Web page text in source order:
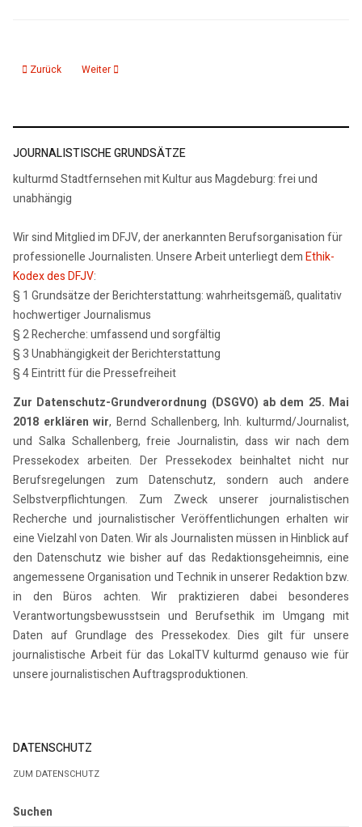
Vorheriger Beitrag: 27.02.26: Elektronische Akte in der
Zurück Nächster Beitrag: 27.02.26: DSD fördert Sanierung der
Weiter
JOURNALISTISCHE GRUNDSÄTZE
kulturmd Stadtfernsehen mit Kultur aus Magdeburg: frei und
unabhängig
Wir sind Mitglied im DFJV, der anerkannten Berufsorganisation für
professionelle Journalisten. Unsere Arbeit unterliegt demEthik-
Kodex des DFJV:
§ 1 Grundsätze der Berichterstattung: wahrheitsgemäß, qualitativ
hochwertiger Journalismus
§ 2 Recherche: umfassend und sorgfältig
§ 3 Unabhängigkeit der Berichterstattung
§ 4 Eintritt für die Pressefreiheit
Zur Datenschutz-Grundverordnung (DSGVO) ab dem 25. Mai
2018 erklären wir, Bernd Schallenberg, Inh. kulturmd/Journalist,
und Salka Schallenberg, freie Journalistin, dass wir nach dem
Pressekodex arbeiten. Der Pressekodex beinhaltet nicht nur
Berufsregelungen zum Datenschutz, sondern auch andere
Selbstverpflichtungen. Zum Zweck unserer journalistischen
Recherche und journalistischer Veröffentlichungen erhalten wir
eine Vielzahl von Daten. Wir als Journalisten müssen in Hinblick auf
den Datenschutz wie bisher auf das Redaktionsgeheimnis, eine
angemessene Organisation und Technik in unserer Redaktion bzw.
in den Büros achten. Wir praktizieren dabei besonderes
Verantwortungsbewusstsein und Berufsethik im Umgang mit
Daten auf Grundlage des Pressekodex. Dies gilt für unsere
journalistische Arbeit für das LokalTV kulturmd genauso wie für
unsere journalistischen Auftragsproduktionen.
DATENSCHUTZ
ZUM DATENSCHUTZ
Suchen